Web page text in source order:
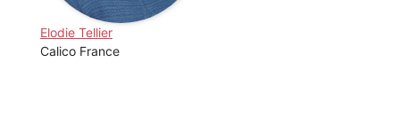
Elodie Tellier
Calico France